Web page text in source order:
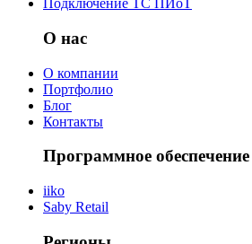
Подключение ТС ПИоТ
О нас
О компании
Портфолио
Блог
Контакты
Программное обеспечение
iiko
Saby Retail